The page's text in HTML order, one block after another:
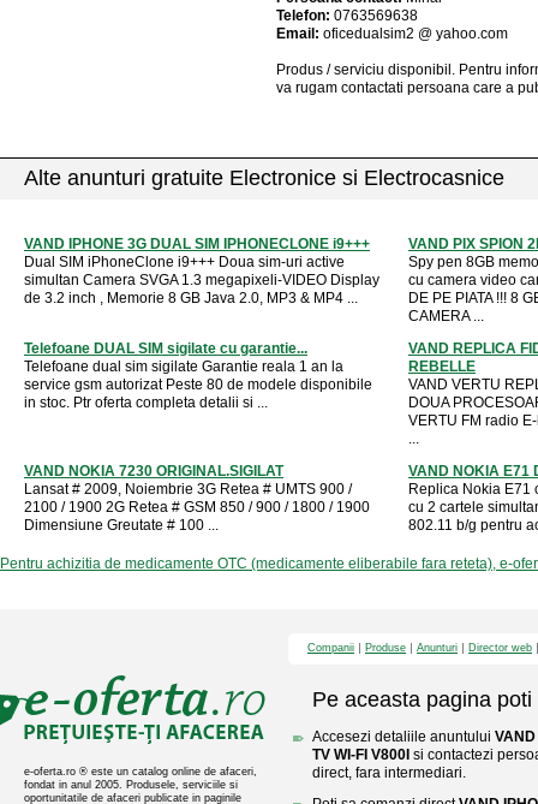
Telefon: 0763569638
Email: oficedualsim2 @ yahoo.com
Produs / serviciu disponibil . Pentru
va rugam contactati persoana care a
Alte anunturi gratuite Electronice si Electrocasnice
VAND IPHONE 3G DUAL SIM IPHONECLONE i9+++
Dual SIM iPhoneClone i9+++ Doua sim-uri active
simultan Camera SVGA 1.3 megapixeli-VIDEO Display
de 3.2 inch , Memorie 8 GB Java 2.0, MP3 & MP4 ...
VAND PIX SPION
Spy pen 8GB
cu camera video
DE PE PIATA !!! 8
CAMERA ...
Telefoane DUAL SIM sigilate cu garantie...
Telefoane dual sim sigilate Garantie reala 1 an la
service gsm autorizat Peste 80 de modele disponibile
in stoc. Ptr oferta completa detalii si ...
VAND REPLICA
REBELLE
VAND VERTU
DOUA
VERTU FM radio
...
VAND NOKIA 7230 ORIGINAL.SIGILAT
Lansat # 2009, Noiembrie 3G Retea # UMTS 900 /
2100 / 1900 2G Retea # GSM 850 / 900 / 1800 / 1900
Dimensiune Greutate # 100 ...
VAND NOKIA E71
Replica Nokia E71
cu 2 cartele
802.11 b/g pentru
Pentru achizitia de medicamente OTC (medicamente eliberabile fara reteta), e-
e-oferta.ro ® este un catalog online de afaceri,
fondat in anul 2005. Produsele, serviciile si
oportunitatile de afaceri publicate in paginile
Companii Produse Anunturi Director web
Pe aceasta pagina poti
Accesezi detaliile anuntului
TV WI-FI V800I si contactezi
direct, fara intermediari.